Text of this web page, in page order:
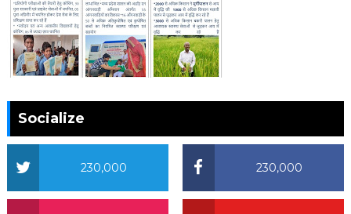
Socialize
230,000
230,000